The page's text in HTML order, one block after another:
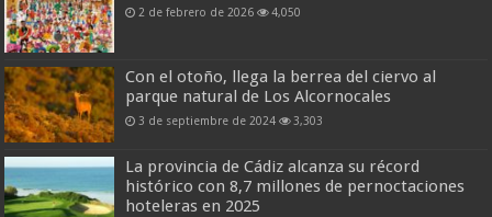
2 de febrero de 2026 4,050
Con el otoño, llega la berrea del ciervo al
parque natural de Los Alcornocales
3 de septiembre de 2024 3,303
La provincia de Cádiz alcanza su récord
histórico con 8,7 millones de pernoctaciones
hoteleras en 2025